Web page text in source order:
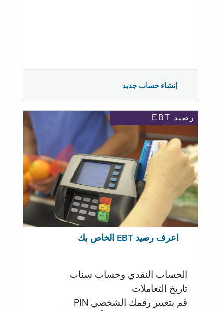
إنشاء حساب جديد
رصيد EBT
اعرف رصيد EBT الخاص بك
الحساب النقدي وحساب سناب
تاريخ التعاملات
قم بتغيير رقمك الشخصي PIN